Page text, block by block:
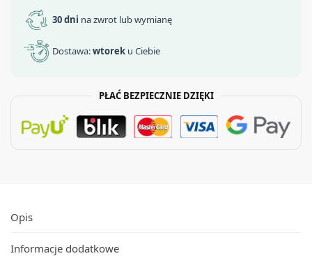
30 dni na zwrot lub wymianę
Dostawa:wtorek u Ciebie
PŁAĆ BEZPIECZNIE DZIĘKI
Opis
Informacje dodatkowe